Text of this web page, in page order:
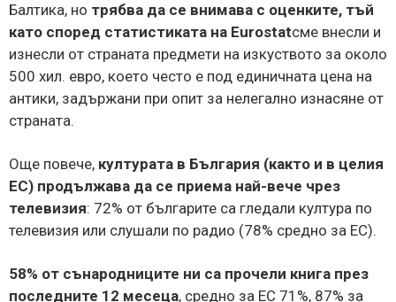
Балтика, но трябва да се внимава с оценките, тъй
като според статистиката на Eurostatсме внесли и
изнесли от страната предмети на изкуството за около
500 хил. евро, което често е под единичната цена на
антики, задържани при опит за нелегално изнасяне от
страната.
Още повече, културата в България (както и в целия
ЕС) продължава да се приема най-вече чрез
телевизия: 72% от българите са гледали култура по
телевизия или слушали по радио (78% средно за ЕС).
58% от сънародниците ни са прочели книга през
последните 12 месеца, средно за ЕС 71%, 87% за